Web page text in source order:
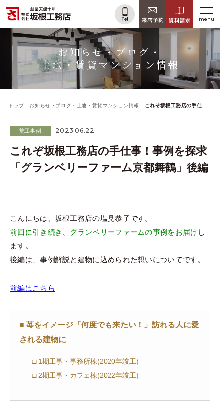
menu
お知らせ・ブログ・
土地・賃貸マンション情報
トップ お知らせ・ブログ・土地・賃貸マンション情報 これぞ坂根工務店の手仕事！事例を探求「グランベリーファーム京都舞鶴」後編
施工事例 2023.06.22
これぞ坂根工務店の手仕事！事例を探求
「グランベリーファーム京都舞鶴」後編
こんにちは、坂根工務店の塩見恭子です。
前回に引き続き、グランベリーファームの事例をお届け し
ます。
後編は、事例解説と建物に込められた想いについてです。
前編はこちら
■ 苺をイメージ「何度でも来たい！」訪れる人に愛
される建物に
□ 1期工事・事務所棟(2020年竣工)
□ 2期工事・カフェ棟(2022年竣工)